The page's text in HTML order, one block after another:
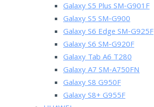
Galaxy S5 Plus SM-G901F
Galaxy S5 SM-G900
Galaxy S6 Edge SM-G925F
Galaxy S6 SM-G920F
Galaxy Tab A6 T280
Galaxy A7 SM-A750FN
Galaxy S8 G950F
Galaxy S8+ G955F